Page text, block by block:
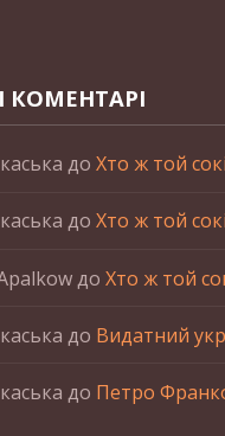
КОМЕНТАРІ
до Хто ж той
до Хто ж той
до Хто ж той
до Видатний
до Петро